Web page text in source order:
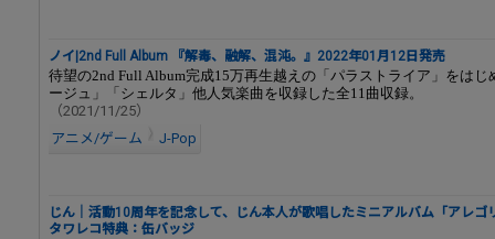
ノイ|2nd Full Album 『解毒、融解、混沌。』2022年01月12日発売
待望の2nd Full Album完成15万再生越えの「パラストライア」をはじ
ージュ」「シェルタ」他人気楽曲を収録した全11曲収録。
（2021/11/25）
アニメ/ゲーム
J-Pop
じん｜活動10周年を記念して、じん本人が歌唱したミニアルバム「アレゴ
タワレコ特典：缶バッジ